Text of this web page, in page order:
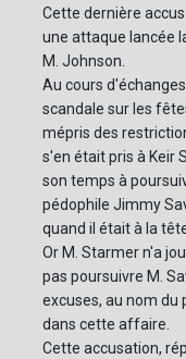
Cette dernière
une attaque lancée
M. Johnson.
Au cours
scandale sur les
mépris des
s'en était pris à Keir
son temps à
pédophile Jimmy
quand il était à la
Or M. Starmer n'a
pas poursuivre M.
excuses, au nom du
dans cette affaire.
Cette accusation,